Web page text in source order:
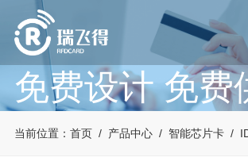
免费设计 免费
试
当前位置： 首页 / 产品中心 / 智能芯片卡 /